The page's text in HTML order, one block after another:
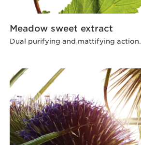
Meadow sweet extract
Dual purifying and mattifying action.